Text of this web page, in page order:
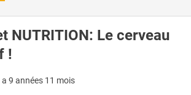
NUTRITION: Le cerveau
!
a 9 années 11 mois